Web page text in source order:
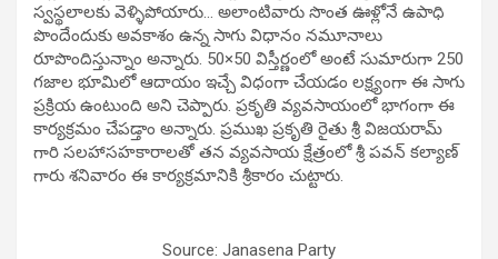
స్వస్థలాలకు వెళ్ళిపోయారు… అలాంటివారు సొంత ఊళ్లోనే ఉపాధి
పొందేందుకు అవకాశం ఉన్న సాగు విధానం నమూనాలు
రూపొందిస్తున్నాం అన్నారు. 50×50 విస్తీర్ణంలో అంటే సుమారుగా 250
గజాల భూమిలో ఆదాయం ఇచ్చే విధంగా చేయడం లక్ష్యంగా ఈ సాగు
ప్రక్రియ ఉంటుంది అని చెప్పారు. ప్రకృతి వ్యవసాయంలో భాగంగా ఈ
కార్యక్రమం చేపడ్తాం అన్నారు. ప్రముఖ ప్రకృతి రైతు శ్రీ విజయరామ్
గారి సలహాసహకారాలతో తన వ్యవసాయ క్షేత్రంలో శ్రీ పవన్ కల్యాణ్
గారు శనివారం ఈ కార్యక్రమానికి శ్రీకారం చుట్టారు.
Source: Janasena Party